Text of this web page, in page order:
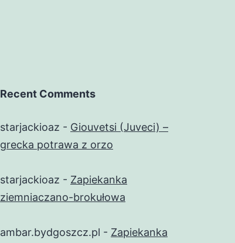
Recent Comments
starjackioaz - Giouvetsi (Juveci) –
grecka potrawa z orzo
starjackioaz - Zapiekanka
ziemniaczano-brokułowa
ambar.bydgoszcz.pl - Zapiekanka